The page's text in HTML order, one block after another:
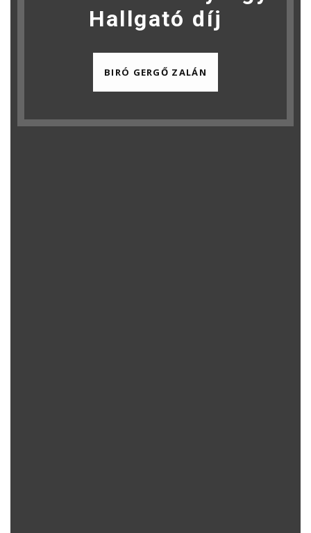
Hallgató díj
BIRÓ GERGŐ ZALÁN